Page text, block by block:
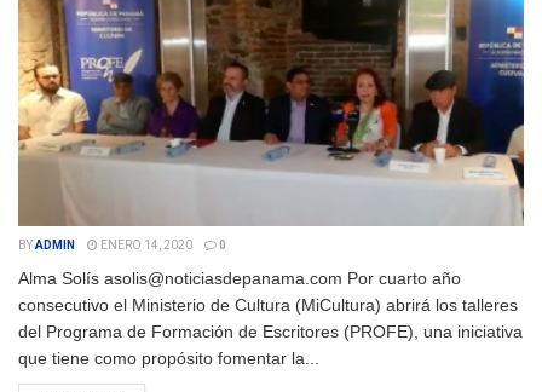
BYADMIN ENERO 14, 2020 0
Alma Solís asolis@noticiasdepanama.com Por cuarto año
consecutivo el Ministerio de Cultura (MiCultura) abrirá los talleres
del Programa de Formación de Escritores (PROFE), una iniciativa
que tiene como propósito fomentar la...